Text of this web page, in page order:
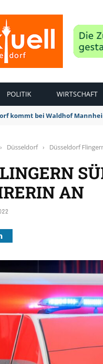
POLITIK WIRTSCHAFT
kommt bei Waldhof
› Düsseldorf › Düsseldorf
AN